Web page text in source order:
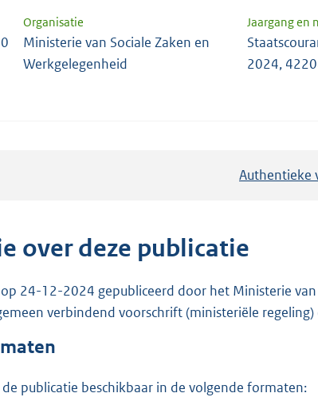
Organisatie Jaargang en
Ministerie van Sociale Zaken en
Werkgelegenheid
2024,
Authentieke
over deze publicatie
24-12-2024 gepubliceerd door het Ministerie
verbindend voorschrift (ministeriële
publicatie beschikbaar in de volgende formaten: